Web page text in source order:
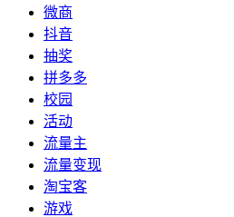
微商
抖音
抽奖
拼多多
校园
活动
流量主
流量变现
淘宝客
游戏